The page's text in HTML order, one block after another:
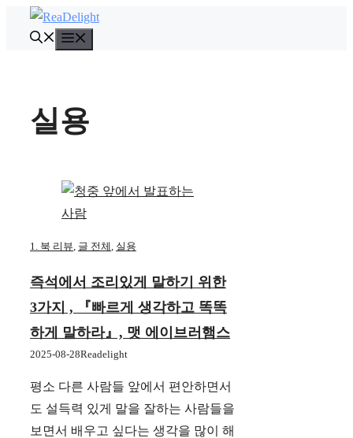
뉴
실용
1. 북 리뷰 글 전체 실용
즉석에서 조리있게 말하기 위한
3가지 , 『빠르게 생각하고 똑똑
하게 말하라』, 맷 에이브러햄스
2025-08-28Readelight
평소 다른 사람들 앞에서 편안하면서
도 설득력 있게 말을 잘하는 사람들을
보면서 배우고 싶다는 생각을 많이 해